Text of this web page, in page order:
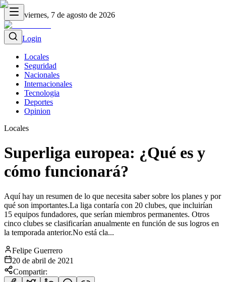
viernes, 7 de agosto de 2026
Login
Locales
Seguridad
Nacionales
Internacionales
Tecnologia
Deportes
Opinion
Locales
Superliga europea: ¿Qué es y
cómo funcionará?
Aquí hay un resumen de lo que necesita saber sobre los planes y por
qué son importantes.La liga contaría con 20 clubes, que incluirían
15 equipos fundadores, que serían miembros permanentes. Otros
cinco clubes se clasificarían anualmente en función de sus logros en
la temporada anterior.No está cla...
Felipe Guerrero
20 de abril de 2021
Compartir: